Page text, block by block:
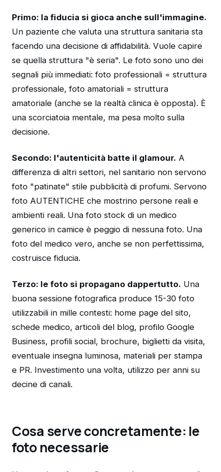
Primo: la fiducia si gioca anche sull'immagine.
Un paziente che valuta una struttura sanitaria sta
facendo una decisione di affidabilità. Vuole capire
se quella struttura "è seria". Le foto sono uno dei
segnali più immediati: foto professionali = struttura
professionale, foto amatoriali = struttura
amatoriale (anche se la realtà clinica è opposta). È
una scorciatoia mentale, ma pesa molto sulla
decisione.
Secondo: l'autenticità batte il glamour. A
differenza di altri settori, nel sanitario non servono
foto "patinate" stile pubblicità di profumi. Servono
foto AUTENTICHE che mostrino persone reali e
ambienti reali. Una foto stock di un medico
generico in camice è peggio di nessuna foto. Una
foto del medico vero, anche se non perfettissima,
costruisce fiducia.
Terzo: le foto si propagano dappertutto. Una
buona sessione fotografica produce 15-30 foto
utilizzabili in mille contesti: home page del sito,
schede medico, articoli del blog, profilo Google
Business, profili social, brochure, biglietti da visita,
eventuale insegna luminosa, materiali per stampa
e PR. Investimento una volta, utilizzo per anni su
decine di canali.
Cosa serve concretamente: le
foto necessarie